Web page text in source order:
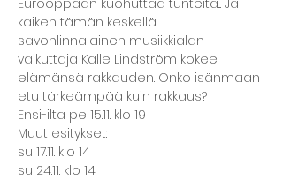
Eurooppaan kuohuttaa tunteita... Ja
kaiken tämän keskellä
savonlinnalainen musiikkialan
vaikuttaja Kalle Lindström kokee
elämänsä rakkauden. Onko isänmaan
etu tärkeämpää kuin rakkaus?
Ensi-ilta pe 15.11. klo 19
Muut esitykset:
su 17.11. klo 14
su 24.11. klo 14